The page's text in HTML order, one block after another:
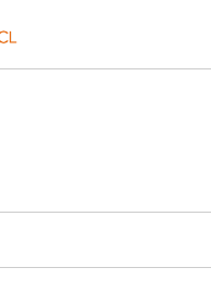
al contenido
y TV Usach